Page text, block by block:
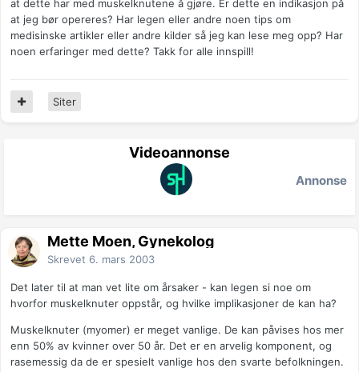
at dette har med muskelknutene å gjøre. Er dette en indikasjon på
at jeg bør opereres? Har legen eller andre noen tips om
medisinske artikler eller andre kilder så jeg kan lese meg opp? Har
noen erfaringer med dette? Takk for alle innspill!
Siter
Videoannonse
Annonse
Mette Moen, Gynekolog
Skrevet 6. mars 2003
Det later til at man vet lite om årsaker - kan legen si noe om
hvorfor muskelknuter oppstår, og hvilke implikasjoner de kan ha?
Muskelknuter (myomer) er meget vanlige. De kan påvises hos mer
enn 50% av kvinner over 50 år. Det er en arvelig komponent, og
rasemessig da de er spesielt vanlige hos den svarte befolkningen.